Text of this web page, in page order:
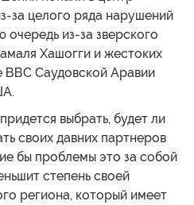
за целого ряда нарушений
из-за зверского
Хашогги и жестоких
ВВС Саудовской Аравии
выбрать, будет ли
своих давних партнеров
бы проблемы это за собой
степень своей
региона, который имеет